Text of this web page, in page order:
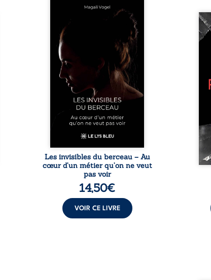
Qui prend soin de celles et
ceux auxquels nous confions
nos enfants ? Derrière la
douceur apparente des
maisons d’accueil se joue une
réalité que nul ne soupçonne :
rémunérations dérisoires,
solitude, épuisement,
responsabilités écrasantes… À
travers des témoignages
saisissants et sa propre
expérience, Magali Vogel lève
le voile sur les coulisses d’une ...
Les invisibles du berceau – Au
cœur d’un métier qu’on ne veut
pas voir
14,50€
VOIR CE LIVRE
ce
être
une